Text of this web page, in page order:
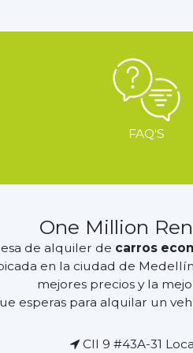
FAQ'S
One Million
de alquiler de carros
en la ciudad de
mejores precios y la
esperas para alquilar un
Cll 9 #43A-31